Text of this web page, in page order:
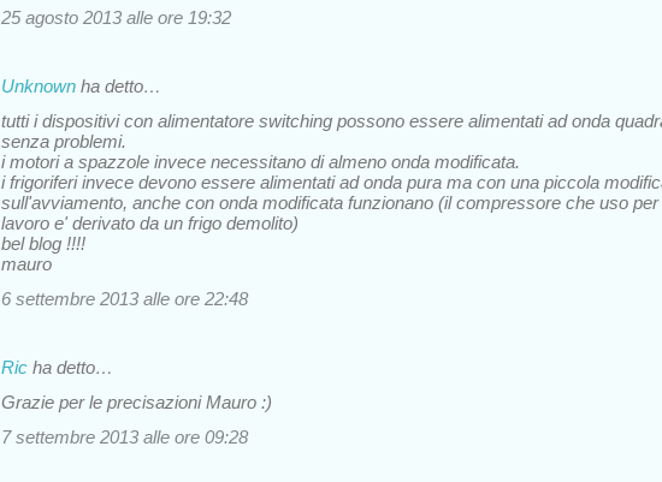
25 agosto 2013 alle ore 19:32
Unknown ha detto…
tutti i dispositivi con alimentatore switching possono essere alimentati ad onda
senza problemi.
i motori a spazzole invece necessitano di almeno onda modificata.
i frigoriferi invece devono essere alimentati ad onda pura ma con una piccola
sull'avviamento, anche con onda modificata funzionano (il compressore che uso per
lavoro e' derivato da un frigo demolito)
bel blog !!!!
mauro
6 settembre 2013 alle ore 22:48
Ric ha detto…
Grazie per le precisazioni Mauro :)
7 settembre 2013 alle ore 09:28